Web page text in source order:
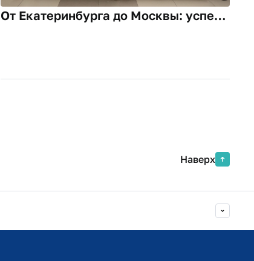
От Екатеринбурга до Москвы: успех
Наверх